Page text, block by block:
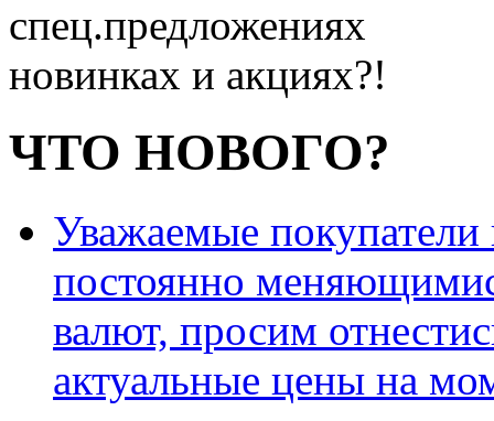
спец.предложениях
новинках и акциях?!
ЧТО НОВОГО?
Уважаемые
постоянно
валют, просим
актуальные цены на